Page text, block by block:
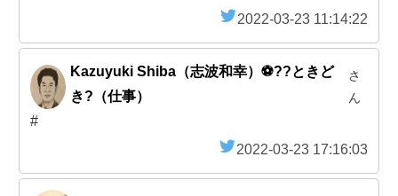
2022-03-23 11:14:22
Kazuyuki Shiba（志波和幸）⚽??ときど
き?（仕事）
さ
ん
#
2022-03-23 17:16:03